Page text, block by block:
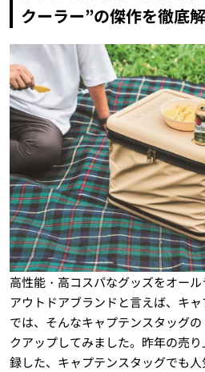
クーラー”の傑作を徹底
高性能・高コスパなグッズをオー
アウトドアブランドと言えば、キ
では、そんなキャプテンスタッグ
クアップしてみました。昨年の売
録した、キャプテンスタッグでも